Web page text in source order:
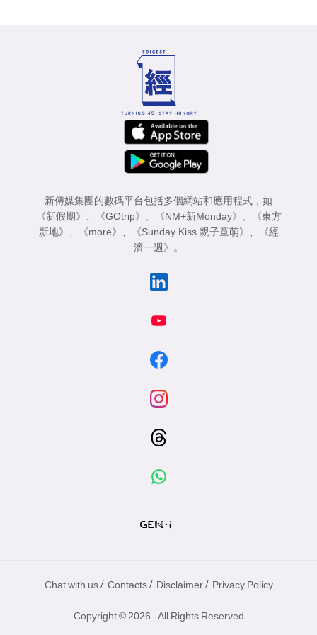
新傳媒集團的數碼平台包括多個網站和應用程式，如
《新假期》
《GOtrip》 《NM+新Monday》
《東方
新地》
《more》 《Sunday Kiss 親子童萌》
《經
濟一週》
。
Chat with us / Contacts / Disclaimer / Privacy Policy
Copyright © 2026 - All Rights Reserved